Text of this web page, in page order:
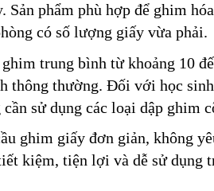
Sản phẩm phù hợp để ghim
có số lượng giấy vừa phải.
trung bình từ khoảng 10
thông thường. Đối với học
cần sử dụng các loại dập ghim
ghim giấy đơn giản, không
kiệm, tiện lợi và dễ sử dụng